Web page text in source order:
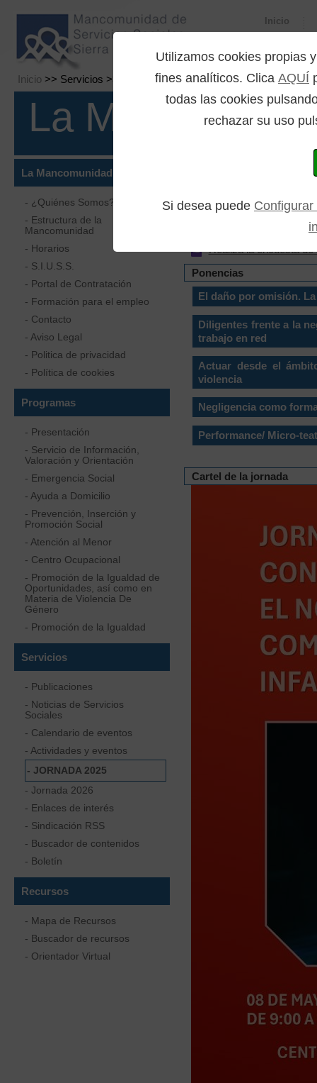
Utilizamos cookies propias
fines analíticos. Clica AQUÍ
todas las cookies
rechazar su uso
Si desea puede
Inicio
Inicio >> Servicios >> JORNADA 2025
La
La Mancomunidad
- ¿Quiénes Somos?
- Estructura de la
Mancomunidad
- Horarios
- S.I.U.S.S.
- Portal de Contratación
- Formación para el empleo
- Contacto
- Aviso Legal
- Politica de privacidad
- Política de cookies
Programas
- Presentación
- Servicio de Información,
Valoración y Orientación
- Emergencia Social
- Ayuda a Domicilio
- Prevención, Inserción y
Promoción Social
- Atención al Menor
- Centro Ocupacional
- Promoción de la Igualdad de
Oportunidades, así como en
Materia de Violencia De
Género
- Promoción de la Igualdad
Servicios
- Publicaciones
- Noticias de Servicios
Sociales
- Calendario de eventos
- Actividades y eventos
- JORNADA 2025
- Jornada 2026
- Enlaces de interés
- Sindicación RSS
- Buscador de contenidos
- Boletín
Recursos
- Mapa de Recursos
- Buscador de recursos
- Orientador Virtual
Encuesta de satisfacción
Realiza la encuesta de
Ponencias
El daño por omisión.
Diligentes frente a la
trabajo en red
Actuar desde el
violencia
Negligencia como
Performance/ Micro-
Cartel de la jornada